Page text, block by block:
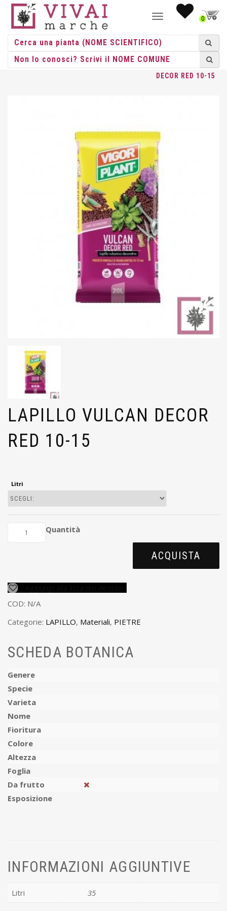
NAVIGAZIONE0
HOME/MATERIALI/PIETRE / LAPILLO / LAPILLO VULCAN
DECOR RED 10-15
LAPILLO VULCAN DECOR
RED 10-15
Litri
Quantità
ACQUISTA
COD: N/A
Categorie: LAPILLO, Materiali, PIETRE
SCHEDA BOTANICA
Genere
Specie
Varieta
Nome
Fioritura
Colore
Altezza
Foglia
Da frutto
Esposizione
INFORMAZIONI AGGIUNTIVE
Litri 35